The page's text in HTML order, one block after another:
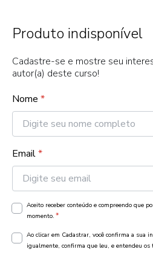
Produto indisponível
Cadastre-se e mostre seu
autor(a) deste curso!
Nome *
Email*
Aceito receber conteúdo e compreendo que
momento. *
Ao clicar em Cadastrar, você confirma a sua
igualmente, confirma que leu, e entendeu os